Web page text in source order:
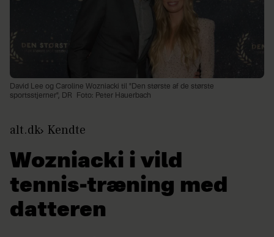
David Lee og Caroline Wozniacki til "Den største af de største
sportsstjerner", DR
Foto: Peter Hauerbach
alt.dk Kendte
Wozniacki i vild
tennis-træning med
datteren